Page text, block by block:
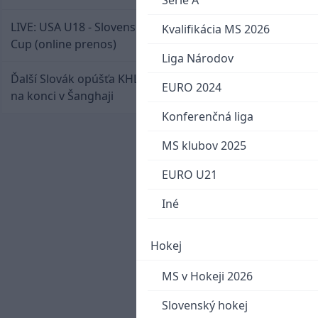
Kvalifikácia MS 2026
Liga Národov
EURO 2024
Konferenčná liga
MS klubov 2025
EURO U21
Iné
Hokej
MS v Hokeji 2026
Slovenský hokej
LIVE: USA U18 - Slovensko U18 / Hlinka-Gretzky
Cup (online prenos)
Ďalší Slovák opúšťa KHL. Patrik Rybár sa dohodol
na konci v Šanghaji